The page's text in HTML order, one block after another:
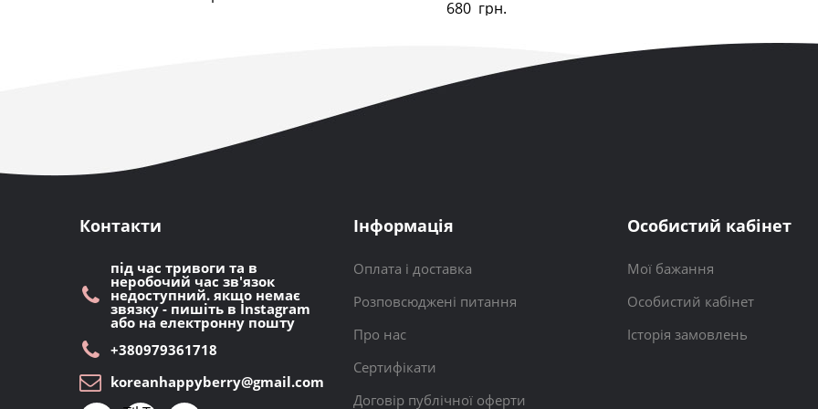
680 грн.
Контакти
під час тривоги та в
неробочий час зв'язок
недоступний. якщо немає
звязку - пишіть в Instagram
або на електронну пошту
+380979361718
koreanhappyberry@gmail.com
Інформація
Оплата і доставка
Розповсюджені питання
Про нас
Сертифікати
Договір публічної оферти
Особистий кабінет
Мої бажання
Особистий кабінет
Історія замовлень